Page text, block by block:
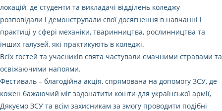
локацій, де студенти та викладачі відділень коледжу
розповідали і демонстрували свої досягнення в навчанні і
практиці у сфері механіки, тваринництва, рослинництва та
інших галузей, які практикують в коледжі.
Всіх гостей та учасників свята частували смачними стравами та
освіжаючими напоями.
Фестиваль – благодійна акція, спрямована на допомогу ЗСУ, де
кожен бажаючий міг задонатити кошти для української армії,
Дякуємо ЗСУ та всім захисникам за змогу проводити подібні